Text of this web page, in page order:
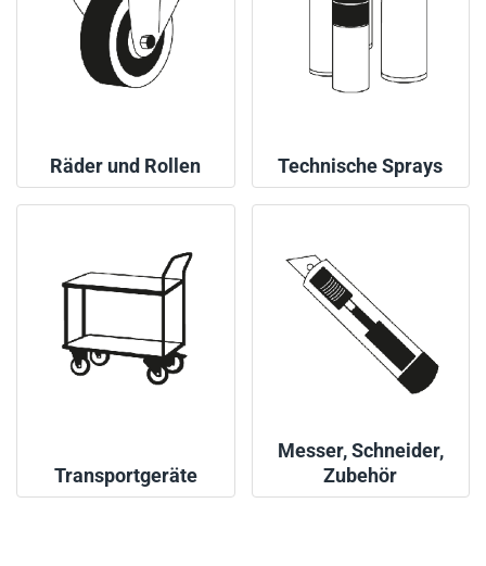
Räder und Rollen Technische Sprays
Transportgeräte
Messer, Schneider,
Zubehör